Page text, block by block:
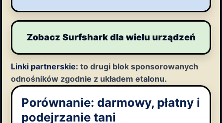
Zobacz Surfshark dla wielu urządzeń
Linki partnerskie: to drugi blok sponsorowanych
odnośników zgodnie z układem etalonu.
Porównanie: darmowy, płatny i
podejrzanie tani